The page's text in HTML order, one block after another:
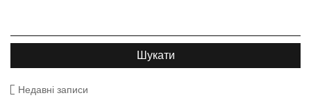
Недавні записи